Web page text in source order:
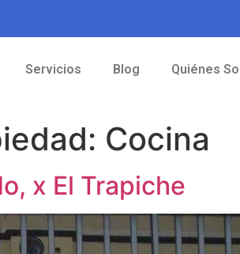
Servicios Blog Quiénes
Cocina
x El Trapiche